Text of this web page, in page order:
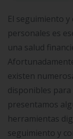
El seguimiento
personales es
una salud
existen
disponibles
presentamos
herramientas
seguimiento y